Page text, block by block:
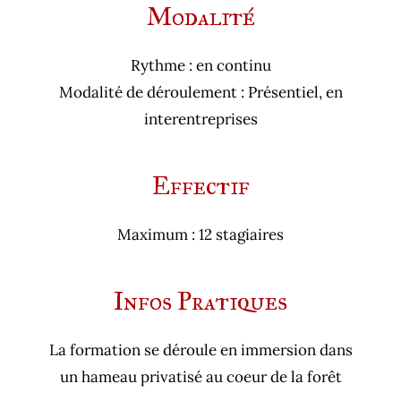
Modalité
Rythme : en continu
Modalité de déroulement : Présentiel, en
interentreprises
Effectif
Maximum : 12 stagiaires
Infos Pratiques
La formation se déroule en immersion dans
un hameau privatisé au coeur de la forêt